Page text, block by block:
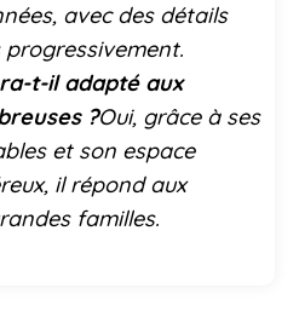
avec des détails
t-il adapté aux
?Oui, grâce à ses
et son espace
il répond aux
familles.